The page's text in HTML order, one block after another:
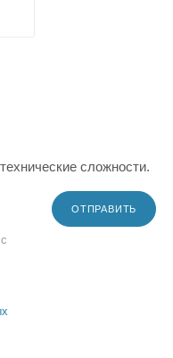
сложности.
ОТПРАВИТЬ